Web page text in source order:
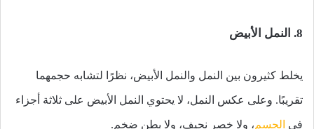
8. النمل الأبيض
يخلط كثيرون بين النمل والنمل الأبيض، نظرًا لتشابه حجمهما
تقريبًا. وعلى عكس النمل، لا يحتوي النمل الأبيض على ثلاثة أجزاء
في الجسم، ولا خصر نحيف، ولا بطن ضخم.